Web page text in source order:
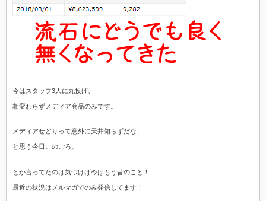
今はスタッフ3人に丸投げ、
相変わらずメディア商品のみです。
メディアせどりって意外に天井知らずだな、
と思う今日このごろ。
とか言ってたのは気づけば今はもう昔のこと！
最近の状況はメルマガでのみ発信してます！